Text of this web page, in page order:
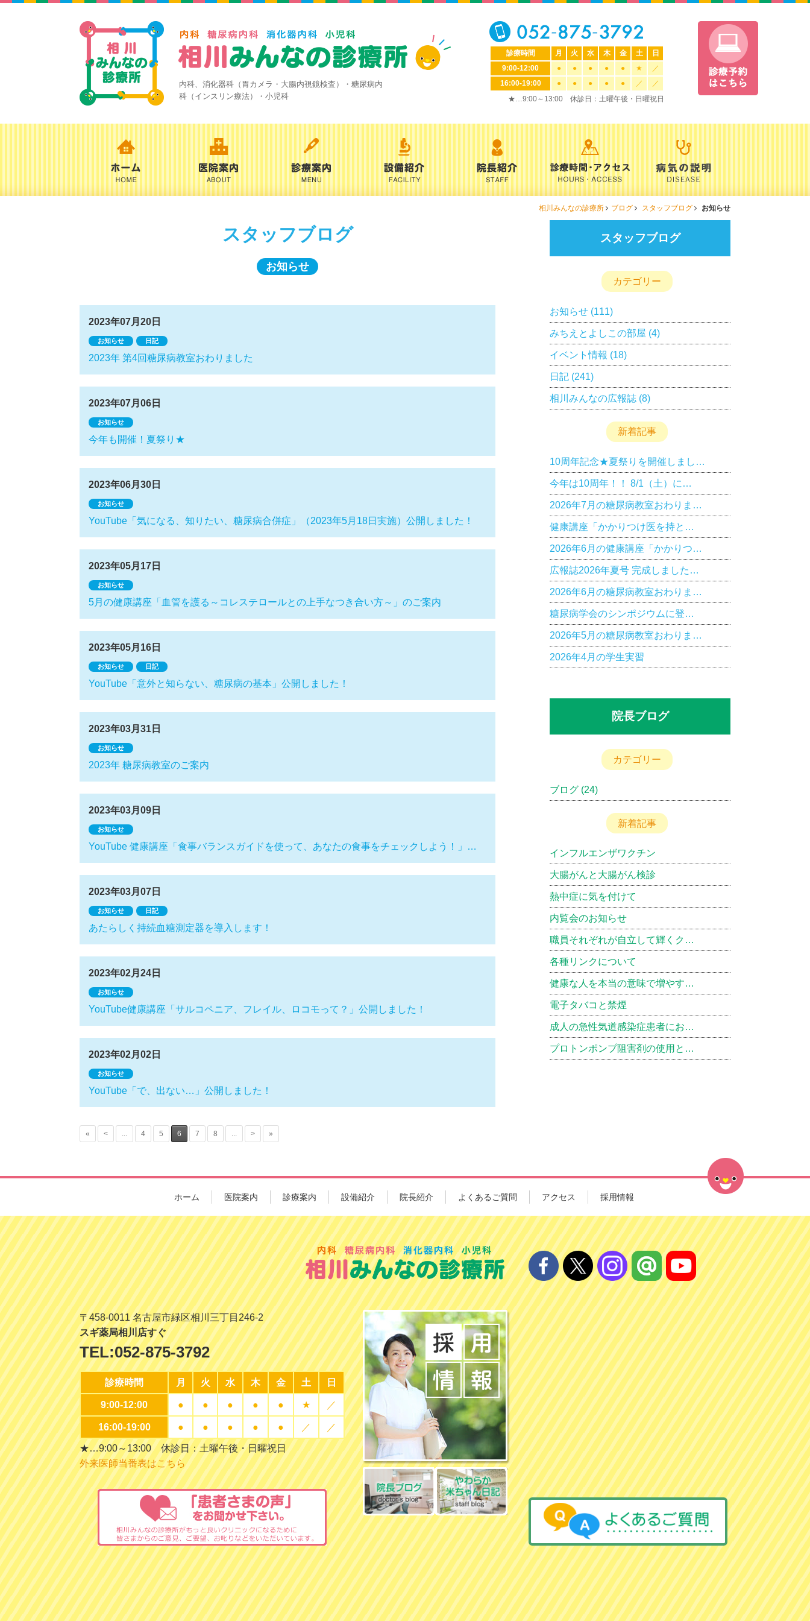
内科、消化器科（胃カメラ・大腸内視鏡検査）・糖尿病内
科（インスリン療法）・小児科
診療時間 月 火 水 木 金 土
日
9:00-12:00
● ● ● ● ● ★
／
16:00-19:00
● ● ● ● ● ／
／
★…9:00～13:00 休診日：土曜午後・日曜祝日
相川みんなの診療所 ブログ スタッフブログ お知らせ
スタッフブログ
お知らせ
2023年07月20日
お知らせ 日記
2023年 第4回糖尿病教室おわりました
2023年07月06日
お知らせ
今年も開催！夏祭り★
2023年06月30日
お知らせ
YouTube「気になる、知りたい、糖尿病合併症」（2023年5月18日実施）公開しました！
2023年05月17日
お知らせ
5月の健康講座「血管を護る～コレステロールとの上手なつき合い方～」のご案内
2023年05月16日
お知らせ 日記
YouTube「意外と知らない、糖尿病の基本」公開しました！
2023年03月31日
お知らせ
2023年 糖尿病教室のご案内
2023年03月09日
お知らせ
YouTube 健康講座「食事バランスガイドを使って、あなたの食事をチェックしよう！」…
2023年03月07日
お知らせ 日記
あたらしく持続血糖測定器を導入します！
2023年02月24日
お知らせ
YouTube健康講座「サルコペニア、フレイル、ロコモって？」公開しました！
2023年02月02日
お知らせ
YouTube「で、出ない…」公開しました！
« < ... 4 5 6 7 8 ... > »
スタッフブログ
カテゴリー
お知らせ (111)
みちえとよしこの部屋 (4)
イベント情報 (18)
日記 (241)
相川みんなの広報誌 (8)
新着記事
10周年記念★夏祭りを開催しまし…
今年は10周年！！ 8/1（土）に…
2026年7月の糖尿病教室おわりま…
健康講座「かかりつけ医を持と…
2026年6月の健康講座「かかりつ…
広報誌2026年夏号 完成しました…
2026年6月の糖尿病教室おわりま…
糖尿病学会のシンポジウムに登…
2026年5月の糖尿病教室おわりま…
2026年4月の学生実習
院長ブログ
カテゴリー
ブログ (24)
新着記事
インフルエンザワクチン
大腸がんと大腸がん検診
熱中症に気を付けて
内覧会のお知らせ
職員それぞれが自立して輝くク…
各種リンクについて
健康な人を本当の意味で増やす…
電子タバコと禁煙
成人の急性気道感染症患者にお…
プロトンポンプ阻害剤の使用と…
ホーム 医院案内 診療案内 設備紹介 院長紹介 よくあるご質問 アクセス 採用情報
〒458-0011 名古屋市緑区相川三丁目246-2
スギ薬局相川店すぐ
TEL:052-875-3792
診療時間 月 火 水 木 金 土 日
9:00-12:00 ● ● ● ● ● ★ ／
16:00-19:00 ● ● ● ● ● ／ ／
★…9:00～13:00 休診日：土曜午後・日曜祝日
外来医師当番表はこちら